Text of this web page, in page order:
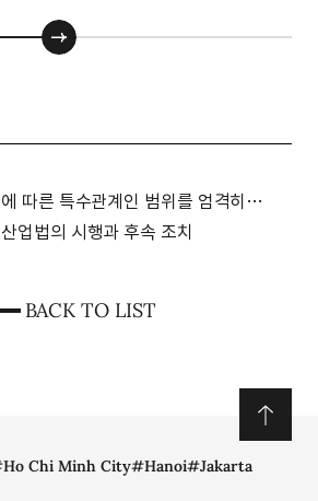
따른 특수관계인 범위를 엄격히
판결 소개
BACK TO LIST
업법의 시행과 후속 조치
Chi Minh City#Hanoi#Jakarta